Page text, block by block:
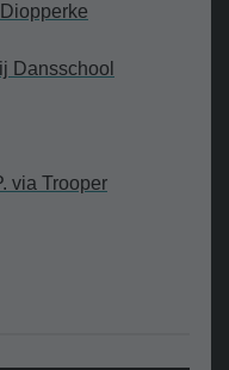
Dansschool
via Trooper